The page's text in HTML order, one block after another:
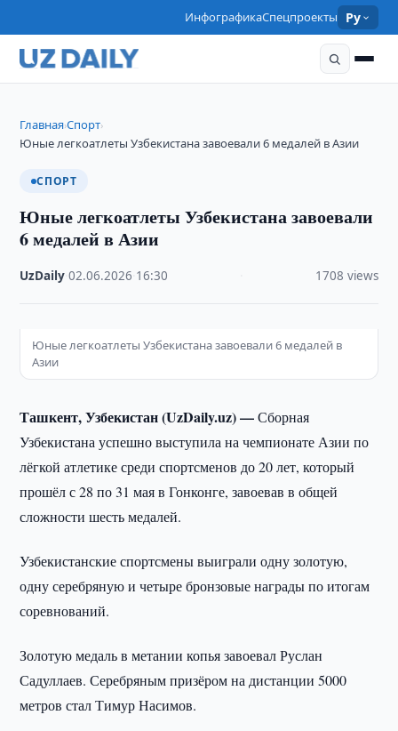
ИнфографикаСпецпроекты Ру
Главная›Спорт›
Юные легкоатлеты Узбекистана завоевали 6 медалей в Азии
СПОРТ
Юные легкоатлеты Узбекистана завоевали
6 медалей в Азии
UzDaily ·02.06.2026 16:30 1708 views
Юные легкоатлеты Узбекистана завоевали 6 медалей в
Азии
Ташкент, Узбекистан (UzDaily.uz) —Сборная
Узбекистана успешно выступила на чемпионате Азии по
лёгкой атлетике среди спортсменов до 20 лет, который
прошёл с 28 по 31 мая в Гонконге, завоевав в общей
сложности шесть медалей.
Узбекистанские спортсмены выиграли одну золотую,
одну серебряную и четыре бронзовые награды по итогам
соревнований.
Золотую медаль в метании копья завоевал Руслан
Садуллаев. Серебряным призёром на дистанции 5000
метров стал Тимур Насимов.